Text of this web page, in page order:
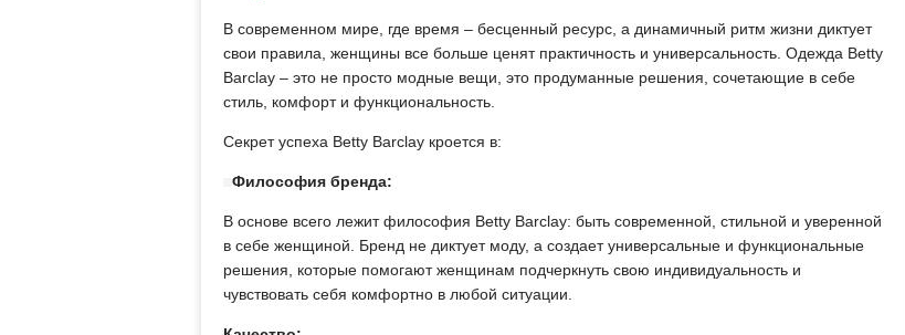
В современном мире, где время – бесценный ресурс, а динамичный ритм жизни диктует
свои правила, женщины все больше ценят практичность и универсальность. Одежда Betty
Barclay – это не просто модные вещи, это продуманные решения, сочетающие в себе
стиль, комфорт и функциональность.
Секрет успеха Betty Barclay кроется в:
Философия бренда:
В основе всего лежит философия Betty Barclay: быть современной, стильной и уверенной
в себе женщиной. Бренд не диктует моду, а создает универсальные и функциональные
решения, которые помогают женщинам подчеркнуть свою индивидуальность и
чувствовать себя комфортно в любой ситуации.